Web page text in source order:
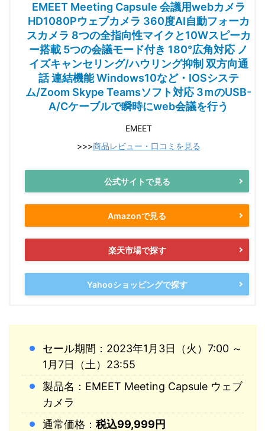
EMEET Meeting Capsule 会議用webカメラ
HD1080Pウェブカメラ 360度AI自動フォーカ
スカメラ 8つの全指向性マイクと10Wスピーカ
ー搭載 5つの会議モード付き 180°広角対応 ノ
イズキャンセリング/ハウリング抑制 双方向通
話 連結機能 Windows10など・IOSシステ
ム/Zoom Skype Teamsソフト対応 3ｍのUSB-
A/Cケーブルで瞬時にweb会議を行う
EMEET
>>>商品レビュー・口コミを見る
公式サイトで見る
Amazonで見る
楽天市場で探す
Yahooショッピングで探す
セール期間：2023年1月3日（火）7:00 ～
1月7日（土）23:55
製品名：EMEET Meeting Capsule ウェブ
カメラ
通常価格： 税込99,999円